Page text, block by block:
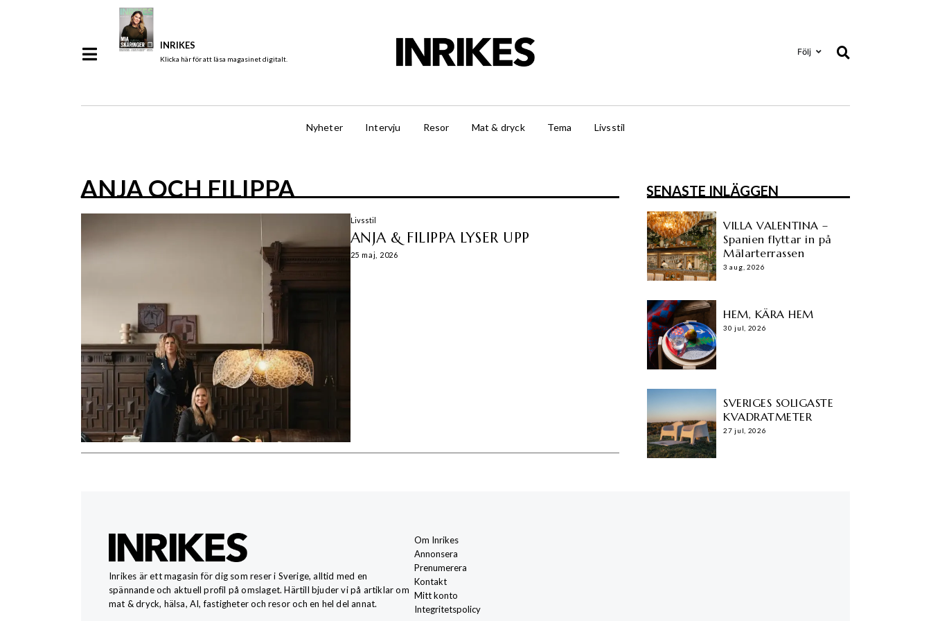
INRIKES
Klicka här för att läsa magasinet digitalt.
Följ
Nyheter Intervju Resor Mat & dryck Tema Livsstil
ANJA OCH FILIPPA
Livsstil
ANJA & FILIPPA LYSER UPP
25 maj, 2026
SENASTE INLÄGGEN
VILLA VALENTINA –
Spanien flyttar in på
Mälarterrassen
3 aug, 2026
HEM, KÄRA HEM
30 jul, 2026
SVERIGES SOLIGASTE
KVADRATMETER
27 jul, 2026
Inrikes är ett magasin för dig som reser i Sverige, alltid med en
spännande och aktuell profil på omslaget. Härtill bjuder vi på artiklar om
mat & dryck, hälsa, AI, fastigheter och resor och en hel del annat.
Om Inrikes
Annonsera
Prenumerera
Kontakt
Mitt konto
Integritetspolicy